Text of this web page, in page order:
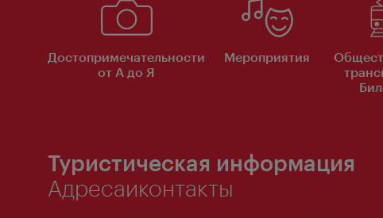
Достопримечательности
от А до Я
Мероприятия
Туристическая информация
Адресаиконтакты